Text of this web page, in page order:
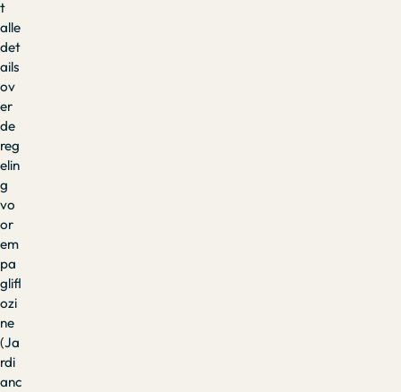
t
alle
det
ails
ov
er
de
reg
elin
g
vo
or
em
pa
glifl
ozi
ne
(Ja
rdi
anc